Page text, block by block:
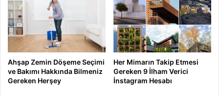
Ahşap Zemin Döşeme Seçimi
ve Bakımı Hakkında Bilmeniz
Gereken Herşey
Her Mimarın Takip Etmesi
Gereken 9 İlham Verici
İnstagram Hesabı